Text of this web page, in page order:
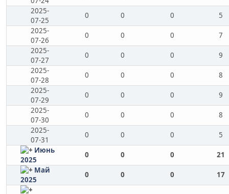
2025-
07-25
0 0 0
5
2025-
07-26
0 0 0
7
2025-
07-27
0 0 0
9
2025-
07-28
0 0 0
8
2025-
07-29
0 0 0
9
2025-
07-30
0 0 0
8
2025-
07-31
0 0 0
5
Июнь
2025
0 0 0
21
Май
2025
0 0 0 17